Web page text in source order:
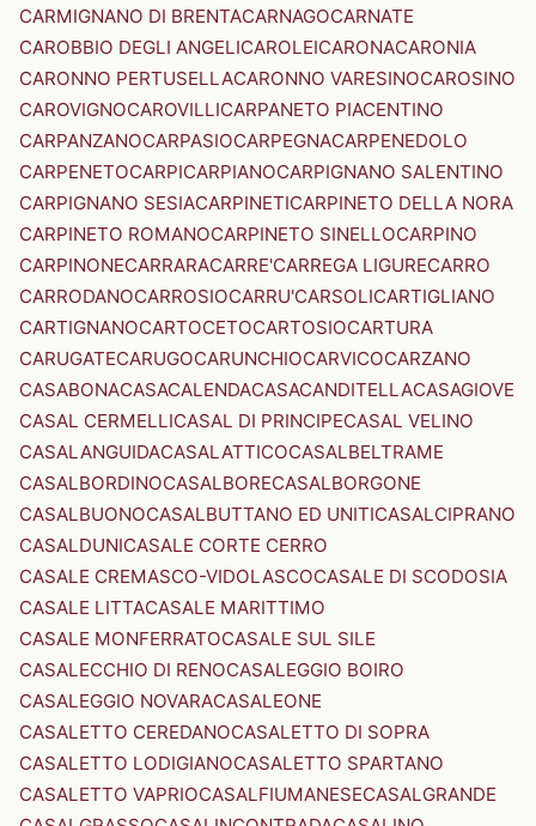
CARMIGNANO DI BRENTACARNAGOCARNATE
CAROBBIO DEGLI ANGELICAROLEICARONACARONIA
CARONNO PERTUSELLACARONNO VARESINOCAROSINO
CAROVIGNOCAROVILLICARPANETO PIACENTINO
CARPANZANOCARPASIOCARPEGNACARPENEDOLO
CARPENETOCARPICARPIANOCARPIGNANO SALENTINO
CARPIGNANO SESIACARPINETICARPINETO DELLA NORA
CARPINETO ROMANOCARPINETO SINELLOCARPINO
CARPINONECARRARACARRE'CARREGA LIGURECARRO
CARRODANOCARROSIOCARRU'CARSOLICARTIGLIANO
CARTIGNANOCARTOCETOCARTOSIOCARTURA
CARUGATECARUGOCARUNCHIOCARVICOCARZANO
CASABONACASACALENDACASACANDITELLACASAGIOVE
CASAL CERMELLICASAL DI PRINCIPECASAL VELINO
CASALANGUIDACASALATTICOCASALBELTRAME
CASALBORDINOCASALBORECASALBORGONE
CASALBUONOCASALBUTTANO ED UNITICASALCIPRANO
CASALDUNICASALE CORTE CERRO
CASALE CREMASCO-VIDOLASCOCASALE DI SCODOSIA
CASALE LITTACASALE MARITTIMO
CASALE MONFERRATOCASALE SUL SILE
CASALECCHIO DI RENOCASALEGGIO BOIRO
CASALEGGIO NOVARACASALEONE
CASALETTO CEREDANOCASALETTO DI SOPRA
CASALETTO LODIGIANOCASALETTO SPARTANO
CASALETTO VAPRIOCASALFIUMANESECASALGRANDE